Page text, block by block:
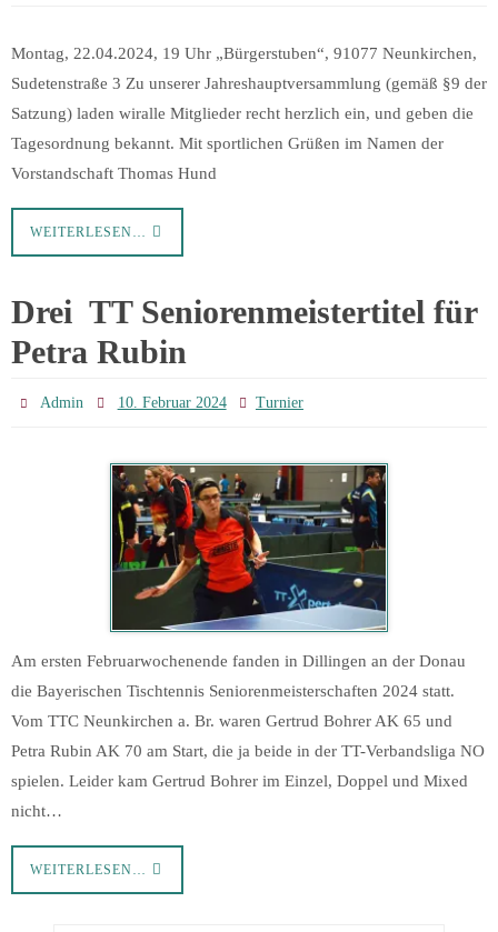
Montag, 22.04.2024, 19 Uhr „Bürgerstuben“, 91077 Neunkirchen,
Sudetenstraße 3 Zu unserer Jahreshauptversammlung (gemäß §9 der
Satzung) laden wiralle Mitglieder recht herzlich ein, und geben die
Tagesordnung bekannt. Mit sportlichen Grüßen im Namen der
Vorstandschaft Thomas Hund
WEITERLESEN…
Drei TT Seniorenmeistertitel für
Petra Rubin
Admin 10. Februar 2024 Turnier
Am ersten Februarwochenende fanden in Dillingen an der Donau
die Bayerischen Tischtennis Seniorenmeisterschaften 2024 statt.
Vom TTC Neunkirchen a. Br. waren Gertrud Bohrer AK 65 und
Petra Rubin AK 70 am Start, die ja beide in der TT-Verbandsliga NO
spielen. Leider kam Gertrud Bohrer im Einzel, Doppel und Mixed
nicht…
WEITERLESEN…